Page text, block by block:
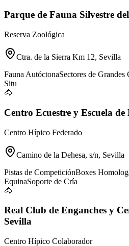
Parque de Fauna Silvestre
Reserva Zoológica
Ctra. de la Sierra Km 12, Sevilla
Fauna AutóctonaSectores de Grandes
Situ
🐴
Centro Ecuestre y Escuela
Centro Hípico Federado
Camino de la Dehesa, s/n, Sevilla
Pistas de CompeticiónBoxes
EquinaSoporte de Cría
🐴
Real Club de Enganches y
Sevilla
Centro Hípico Colaborador